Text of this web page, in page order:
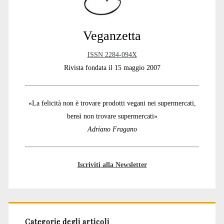
Veganzetta
ISSN 2284-094X
Rivista fondata il 15 maggio 2007
«La felicità non è trovare prodotti vegani nei supermercati,
bensì non trovare supermercati»
Adriano Fragano
Iscriviti alla Newsletter
Categorie degli articoli